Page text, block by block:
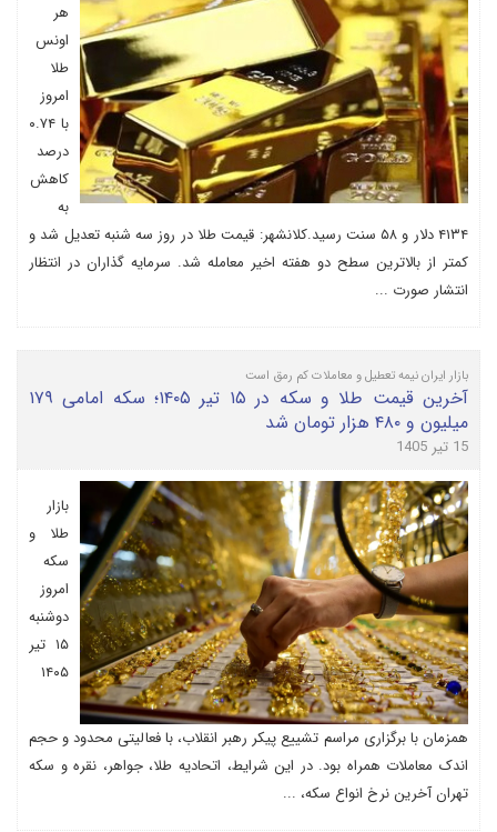
هر
اونس
طلا
امروز
با ۰.۷۴
درصد
کاهش
به
۴۱۳۴ دلار و ۵۸ سنت رسید.کلانشهر: قیمت طلا در روز سه شنبه تعدیل شد و
کمتر از بالاترین سطح دو هفته اخیر معامله شد. سرمایه گذاران در انتظار
انتشار صورت ...
بازار ایران نیمه تعطیل و معاملات کم رمق است
آخرین قیمت طلا و سکه در ۱۵ تیر ۱۴۰۵؛ سکه امامی ۱۷۹
میلیون و ۴۸۰ هزار تومان شد
15 تیر 1405
بازار
طلا و
سکه
امروز
دوشنبه
۱۵ تیر
۱۴۰۵
همزمان با برگزاری مراسم تشییع پیکر رهبر انقلاب، با فعالیتی محدود و حجم
اندک معاملات همراه بود. در این شرایط، اتحادیه طلا، جواهر، نقره و سکه
تهران آخرین نرخ انواع سکه، ...